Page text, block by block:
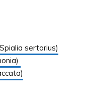
sertorius)